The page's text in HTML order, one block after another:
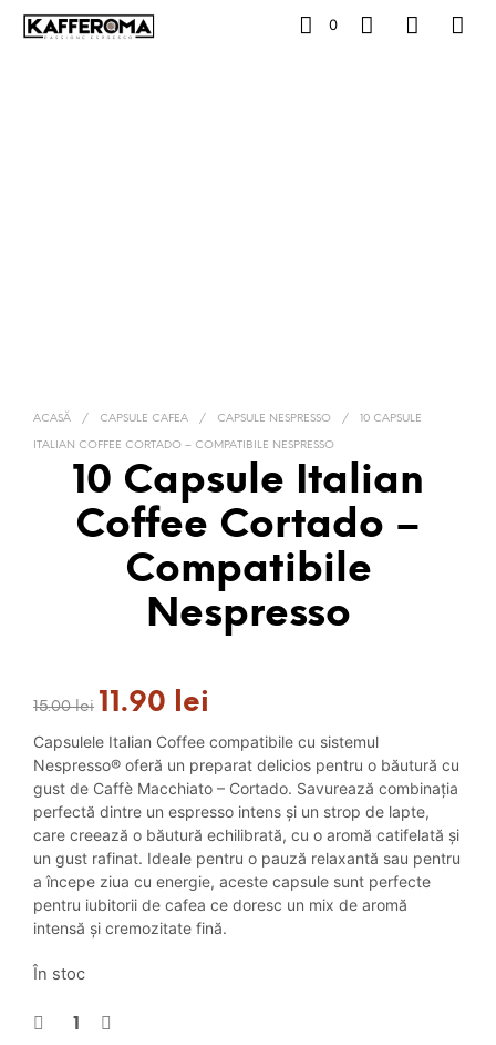
0
ACASĂ / CAPSULE CAFEA / CAPSULE NESPRESSO / 10 CAPSULE
ITALIAN COFFEE CORTADO – COMPATIBILE NESPRESSO
10 Capsule Italian
Coffee Cortado –
Compatibile
Nespresso
15.00lei
Prețul
a
fost:
15.00 lei.
11.90 lei
este:
11.90 lei.
Capsulele Italian Coffee compatibile cu sistemul
Nespresso® oferă un preparat delicios pentru o băutură cu
gust de Caffè Macchiato – Cortado. Savurează combinația
perfectă dintre un espresso intens și un strop de lapte,
care creează o băutură echilibrată, cu o aromă catifelată și
un gust rafinat. Ideale pentru o pauză relaxantă sau pentru
a începe ziua cu energie, aceste capsule sunt perfecte
pentru iubitorii de cafea ce doresc un mix de aromă
intensă și cremozitate fină.
În stoc